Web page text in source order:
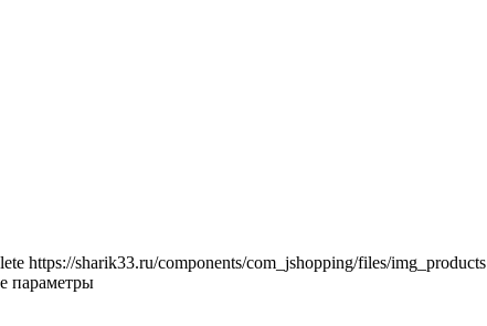
https://sharik33.ru/components/com_jshopping/files/img_products
параметры